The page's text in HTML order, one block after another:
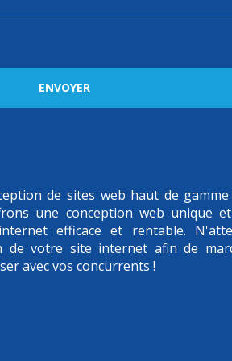
ENVOYER
de sites web haut de
une conception web unique
efficace et rentable.
de votre site internet afin de
avec vos concurrents !